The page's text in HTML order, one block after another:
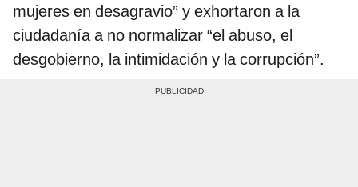
mujeres en desagravio” y exhortaron a la
ciudadanía a no normalizar “el abuso, el
desgobierno, la intimidación y la corrupción”.